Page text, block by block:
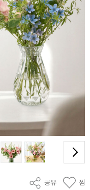
공유 찜